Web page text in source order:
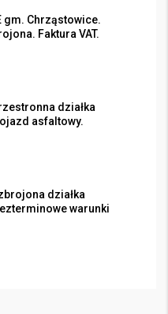
gm. Chrząstowice.
Faktura VAT.
działka
asfaltowy.
działka
warunki